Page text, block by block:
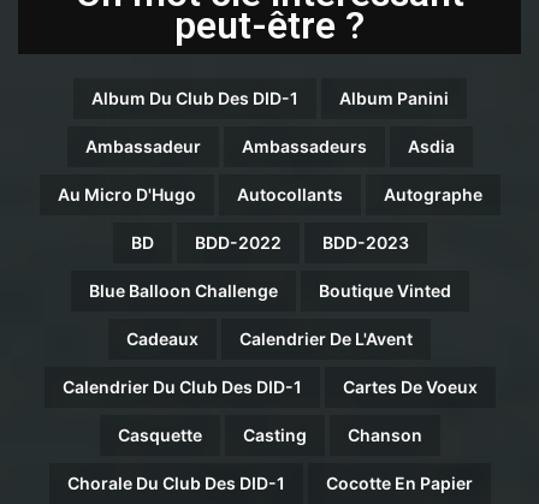
peut-être ?
Album Du Club Des DID-1 Album Panini
Ambassadeur Ambassadeurs Asdia
Au Micro D'Hugo Autocollants Autographe
BD BDD-2022 BDD-2023
Blue Balloon Challenge Boutique Vinted
Cadeaux Calendrier De L'Avent
Calendrier Du Club Des DID-1 Cartes De Voeux
Casquette Casting Chanson
Chorale Du Club Des DID-1 Cocotte En Papier